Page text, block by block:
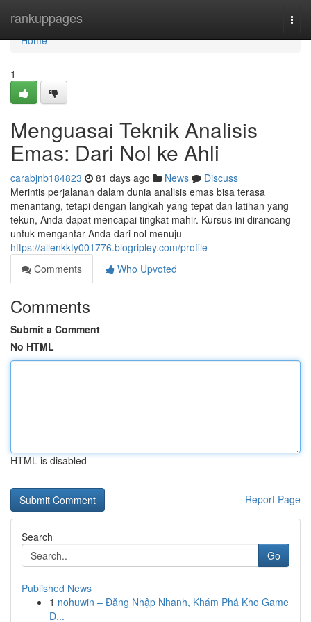
rankuppages
Home
Home
1
Menguasai Teknik Analisis
Emas: Dari Nol ke Ahli
carabjnb184823 81 days ago News
Discuss
Merintis perjalanan dalam dunia analisis emas bisa terasa
menantang, tetapi dengan langkah yang tepat dan latihan yang
tekun, Anda dapat mencapai tingkat mahir. Kursus ini dirancang
untuk mengantar Anda dari nol menuju
https://allenkkty001776.blogripley.com/profile
Comments
Who Upvoted
Comments
Submit a Comment
No HTML
HTML is disabled
Report Page
Search
Go
Published News
1 nohuwin – Đăng Nhập Nhanh, Khám Phá Kho Game
Đ...